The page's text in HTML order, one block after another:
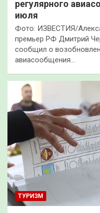
регулярного
июля
Фото: ИЗВЕСТИЯ/
премьер РФ Дмитрий
сообщил о
авиасообщения…
ТУРИЗМ